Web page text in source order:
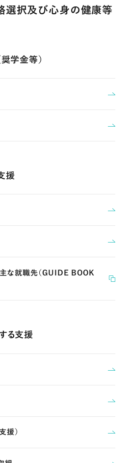
選択及び心身の健康等
学金等）
援
な就職先（GUIDE BOOK
る支援
援）